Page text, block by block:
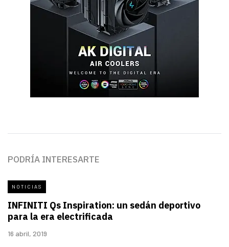
PODRÍA INTERESARTE
NOTICIAS
INFINITI Qs Inspiration: un sedán deportivo
para la era electrificada
16 abril, 2019